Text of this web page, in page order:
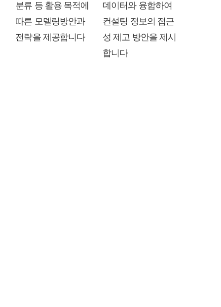
분류 등 활용 목적에
따른 모델링방안과
전략을 제공합니다
데이터와 융합하여
컨설팅 정보의 접근
성 제고 방안을 제시
합니다